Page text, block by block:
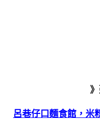
呂巷仔口麵食館，米